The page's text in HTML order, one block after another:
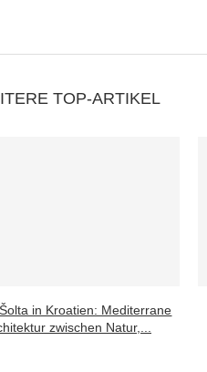
TOP-ARTIKEL
in Kroatien: Mediterrane
zwischen Natur,...